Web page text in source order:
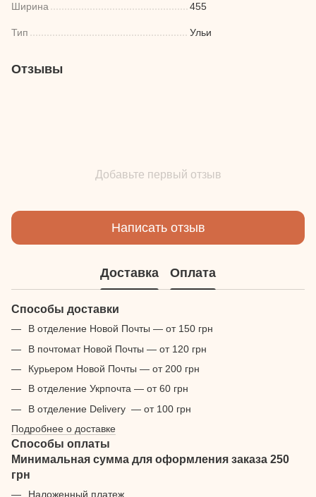
Ширина 455
Тип Ульи
Отзывы
Добавьте первый отзыв
Написать отзыв
Доставка Оплата
Способы доставки
В отделение Новой Почты — от 150 грн
В почтомат Новой Почты — от 120 грн
Курьером Новой Почты — от 200 грн
В отделение Укрпочта — от 60 грн
В отделение Delivery — от 100 грн
Подробнее о доставке
Способы оплаты
Минимальная сумма для оформления заказа 250
грн
Наложенный платеж